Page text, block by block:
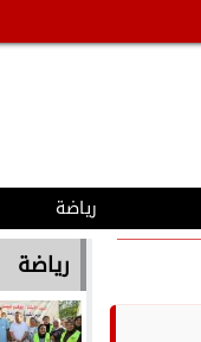
رياضة
رياضة